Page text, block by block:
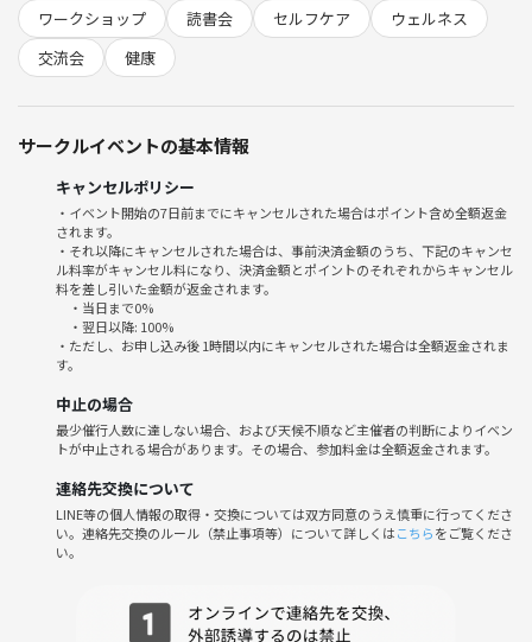
【知る】プロが教える「小さな健康の知恵」
体の仕組みを知る薬剤師が、明日からの日常が少し楽になるセルフケア
のヒントを、ゆるやかにお伝えします。
📍 会場について
4月17日にオープンしたばかりの注目のスポット「まちライブラリー＠
履正社十三図書館」で開催！新しい木の香りに包まれた、静かで豊かな
空気感をぜひ味わってください。
🕒 当日の流れ
自己紹介： ニックネームでOK！ゆるくスタート。
ハーブ調合ワークショップ： 薬剤師のアドバイスを聞きながら調合体
10分間の読書タイム： お茶を蒸らす間、本との偶然の出会いを楽しみ
シェア＆リラックス： 淹れたてのお茶を味わいながら、見つけた言葉
をゆるやかに共有。
📝 開催詳細
日時： 5月17日（日）10:30–12:30
※終了後、希望者で１時間ほどシェア会やランチに行ったりしています
参加費： 1000円（薬膳ハーブティー材料代）
ワークショップ
読書会 セルフケア
ウェルネス
交流会
健康
サークルイベントの基本情報
キャンセルポリシー
・イベント開始の7日前までにキャンセルされた場合はポイント含め全額返金
されます。
・それ以降にキャンセルされた場合は、事前決済金額のうち、下記のキャンセ
ル料率がキャンセル料になり、決済金額とポイントのそれぞれからキャンセル
料を差し引いた金額が返金されます。
・当日まで0%
・翌日以降: 100%
・ただし、お申し込み後 1時間以内にキャンセルされた場合は全額返金されま
す。
中止の場合
最少催行人数に達しない場合、および天候不順など主催者の判断によりイベン
トが中止される場合があります。その場合、参加料金は全額返金されます。
連絡先交換について
LINE等の個人情報の取得・交換については双方同意のうえ慎重に行ってくださ
い。連絡先交換のルール（禁止事項等）について詳しくはこちらをご覧くださ
い。